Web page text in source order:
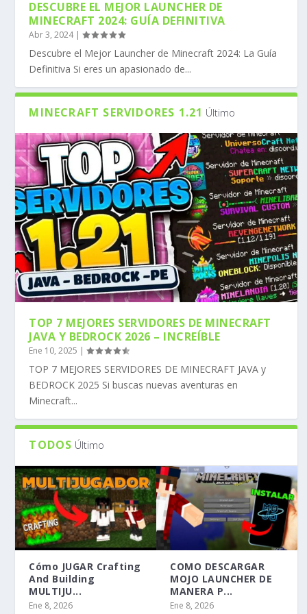
DESCUBRE EL MEJOR LAUNCHER DE
MINECRAFT 2024: GUÍA DEFINITIVA
Abr 3, 2024|
Descubre el Mejor Launcher de Minecraft 2024: La Guía
Definitiva Si eres un apasionado de...
MINECRAFT SERVIDORES 1.21 Último
TOP 7 MEJORES SERVIDORES DE MINECRAFT
JAVA Y BEDROCK 2026 – INCREÍBLE
Ene 10, 2025 |
TOP 7 MEJORES SERVIDORES DE MINECRAFT JAVA y
BEDROCK 2025 Si buscas nuevas aventuras en
Minecraft...
TODOS Último
Cómo JUGAR Crafting
And Building
MULTIJU...
Ene 8, 2026
COMO DESCARGAR
MOJO LAUNCHER DE
MANERA P...
Ene 8, 2026